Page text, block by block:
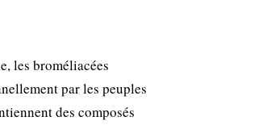
les broméliacées
par les peuples
des composés